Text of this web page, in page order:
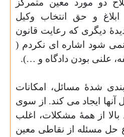
و حق انتخاب وکیل
دیگری که رعایت قانون
شود اشاره ای نکردم (
علنی بودن دادگاه و …).
شدهٔ مسائل، امکانات
ایجاد می کند. از سوی
بالا از همهٔ مشکلات، اغلب
حل مسئله از نقاطی معین